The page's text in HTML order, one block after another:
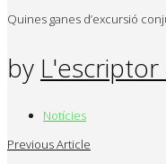
Quines ganes d’excursió
by
Notícies
Previous Article